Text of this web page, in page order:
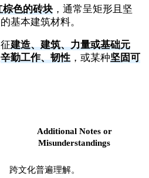
棕色的砖块，通常呈矩形且坚
基本建筑材料。
建造、建筑、力量或基础元
辛勤工作、韧性 ，或某种坚固可
Additional Notes or
Misunderstandings
跨文化普遍理解。